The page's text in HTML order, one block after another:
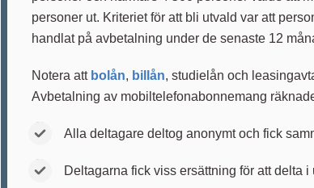
personer ut. Kriteriet för att bli utvald var att
handlat på avbetalning under de senaste 12
Notera att bolån, billån, studielån och
Avbetalning av mobiltelefonabonnemang
Alla deltagare deltog anonymt och fick
Deltagarna fick viss ersättning för att delta